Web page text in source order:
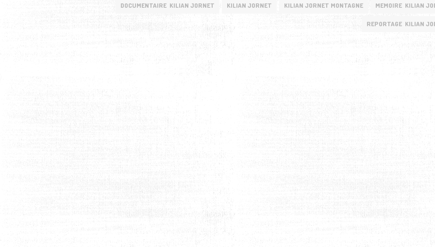
DOCUMENTAIRE KILIAN JORNET KILIAN JORNET KILIAN JORNET MONTAGNE MEMOIRE KILIAN
REPORTAGE KILIAN